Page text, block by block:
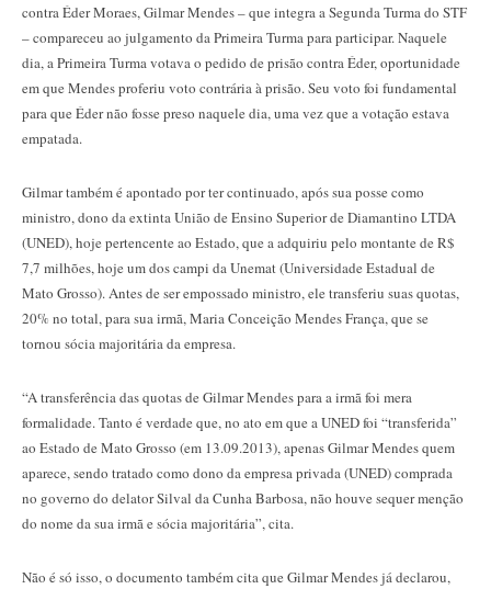
contra Éder Moraes, Gilmar Mendes – que integra a Segunda Turma do STF
– compareceu ao julgamento da Primeira Turma para participar. Naquele
dia, a Primeira Turma votava o pedido de prisão contra Éder, oportunidade
em que Mendes proferiu voto contrária à prisão. Seu voto foi fundamental
para que Éder não fosse preso naquele dia, uma vez que a votação estava
empatada.
Gilmar também é apontado por ter continuado, após sua posse como
ministro, dono da extinta União de Ensino Superior de Diamantino LTDA
(UNED), hoje pertencente ao Estado, que a adquiriu pelo montante de R$
7,7 milhões, hoje um dos campi da Unemat (Universidade Estadual de
Mato Grosso). Antes de ser empossado ministro, ele transferiu suas quotas,
20% no total, para sua irmã, Maria Conceição Mendes França, que se
tornou sócia majoritária da empresa.
“A transferência das quotas de Gilmar Mendes para a irmã foi mera
formalidade. Tanto é verdade que, no ato em que a UNED foi “transferida”
ao Estado de Mato Grosso (em 13.09.2013), apenas Gilmar Mendes quem
aparece, sendo tratado como dono da empresa privada (UNED) comprada
no governo do delator Silval da Cunha Barbosa, não houve sequer menção
do nome da sua irmã e sócia majoritária”, cita.
Não é só isso, o documento também cita que Gilmar Mendes já declarou,